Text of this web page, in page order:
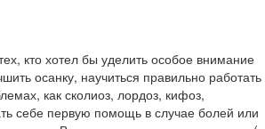
кто хотел бы уделить особое внимание
осанку, научиться правильно работать
как сколиоз, лордоз, кифоз,
себе первую помощь в случае болей или